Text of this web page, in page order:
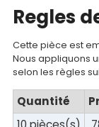
compte
Mon
panier
Contact
Regles
Cette pièce est
Nous appliquons
selon les règles
Quantité